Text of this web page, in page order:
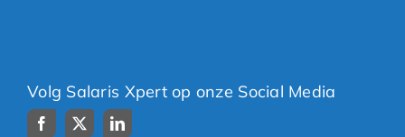
Volg Salaris Xpert op onze Social Media